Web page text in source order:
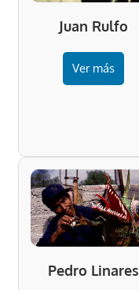
Juan Rulfo
Ver más
Pedro Linares